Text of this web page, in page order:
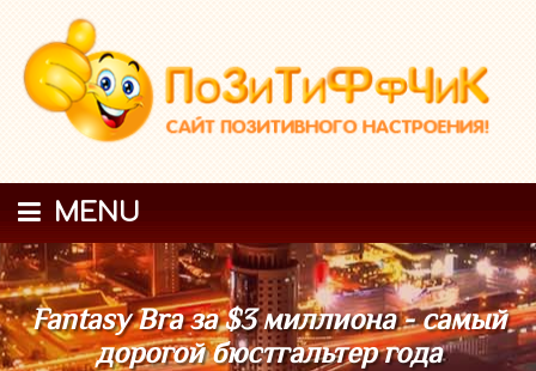
MENU
Fantasy Bra за $3 миллиона - самый
дорогой бюстгальтер года